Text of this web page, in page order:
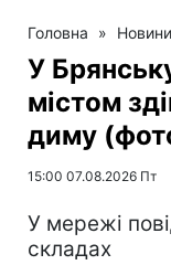
Головна » Новини
У
містом
диму
15:00 07.08.2026 Пт
У мережі
складах